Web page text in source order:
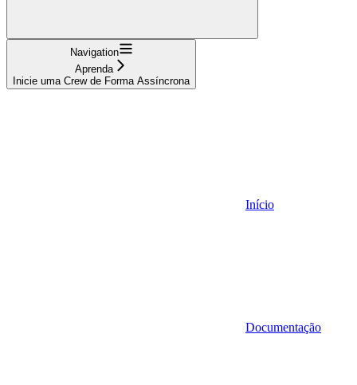
Navigation
Aprenda
Inicie uma Crew de Forma Assíncrona
Início
Documentação